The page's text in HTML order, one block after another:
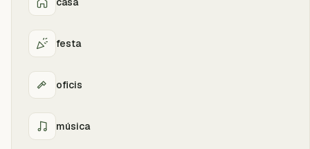
festa
oficis
música